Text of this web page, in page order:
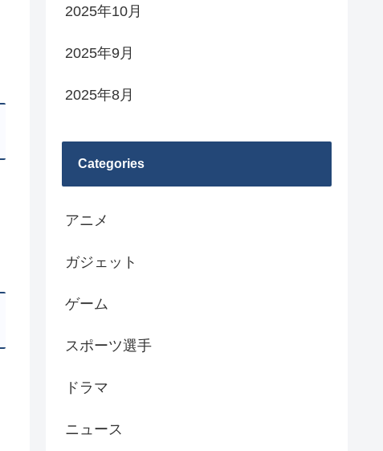
2025年10月
2025年9月
2025年8月
Categories
アニメ
ガジェット
ゲーム
スポーツ選手
ドラマ
ニュース